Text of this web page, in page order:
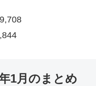
1月のまとめ